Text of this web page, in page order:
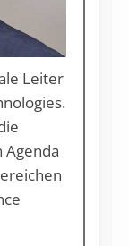
Leiter
Agenda